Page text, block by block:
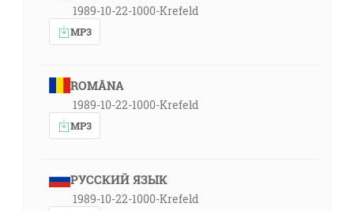
1989-10-22-1000-Krefeld
MP3
ROMÂNA
1989-10-22-1000-Krefeld
MP3
РУССКИЙ ЯЗЫК
1989-10-22-1000-Krefeld